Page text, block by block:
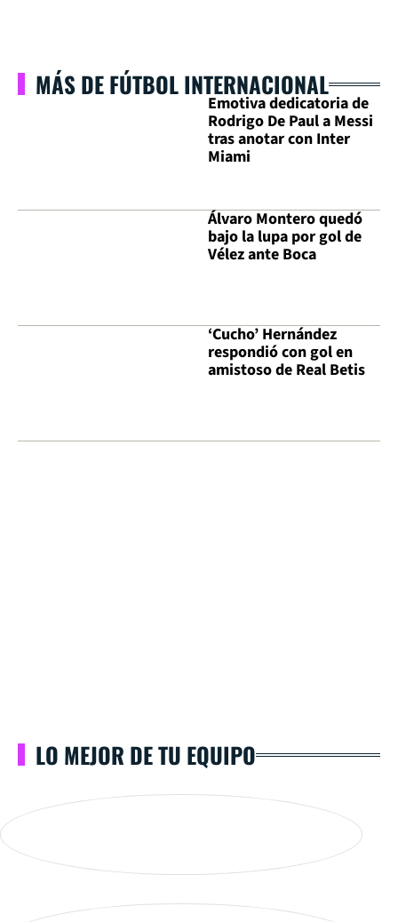
MÁS DE FÚTBOL INTERNACIONAL
Emotiva dedicatoria de
Rodrigo De Paul a Messi
tras anotar con Inter
Miami
Álvaro Montero quedó
bajo la lupa por gol de
Vélez ante Boca
‘Cucho’ Hernández
respondió con gol en
amistoso de Real Betis
LO MEJOR DE TU EQUIPO